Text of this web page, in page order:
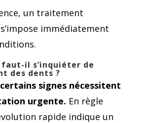
un traitement
immédiatement
faut-il s’inquiéter de
des dents ?
signes nécessitent
urgente. En règle
rapide indique un